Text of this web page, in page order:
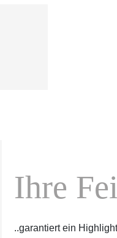
Ihre
..garantiert ein